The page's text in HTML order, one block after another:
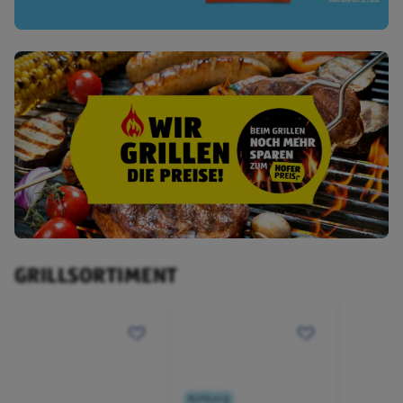
GRILLSORTIMENT
Kühlung